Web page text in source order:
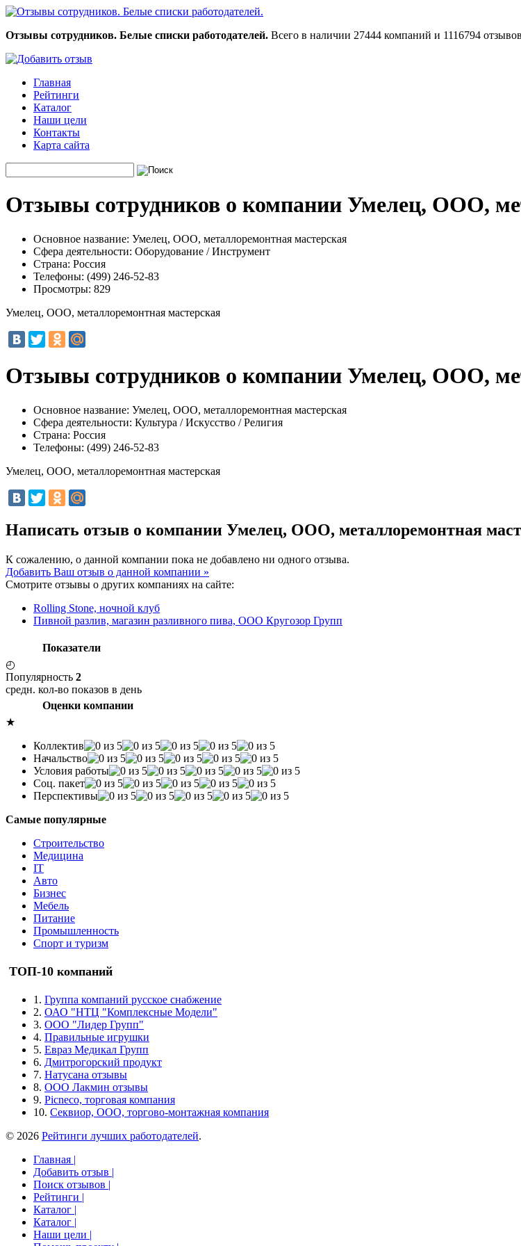
Отзывы сотрудников. Белые списки работодателей. Всего в наличии 27444 компаний и 1116794 отзывов
Главная
Рейтинги
Каталог
Наши цели
Контакты
Карта сайта
Отзывы сотрудников о компании Умелец, ООО,
Основное название: Умелец, ООО, металлоремонтная мастерская
Сфера деятельности: Оборудование / Инструмент
Страна: Россия
Телефоны: (499) 246-52-83
Просмотры: 829
Умелец, ООО, металлоремонтная мастерская
Отзывы сотрудников о компании Умелец, ООО,
Основное название: Умелец, ООО, металлоремонтная мастерская
Сфера деятельности: Культура / Искусство / Религия
Страна: Россия
Телефоны: (499) 246-52-83
Умелец, ООО, металлоремонтная мастерская
Написать отзыв о компании Умелец, ООО, металлоремонтная
К сожалению, о данной компании пока не добавлено ни одного отзыва.
Добавить Ваш отзыв о данной компании »
Смотрите отзывы о других компаниях на сайте:
Rolling Stone, ночной клуб
Пивной разлив, магазин разливного пива, ООО Кругозор Групп
Показатели
◴
Популярность 2
средн. кол-во показов в день
Оценки компании
★
Коллектив
Начальство
Условия работы
Соц. пакет
Перспективы
Самые популярные
Строительство
Медицина
IT
Авто
Бизнес
Мебель
Питание
Промышленность
Спорт и туризм
ТОП-10 компаний
1. Группа компаний русское снабжение
2. ОАО "НТЦ "Комплексные Модели"
3. ООО "Лидер Групп"
4. Правильные игрушки
5. Евраз Медикал Групп
6. Дмитрогорский продукт
7. Натусана отзывы
8. ООО Лакмин отзывы
9. Picneco, торговая компания
10. Секвиор, ООО, торгово-монтажная компания
© 2026 Рейтинги лучших работодателей.
Главная |
Добавить отзыв |
Поиск отзывов |
Рейтинги |
Каталог |
Каталог |
Наши цели |